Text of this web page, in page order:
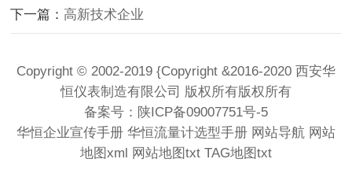
下一篇：高新技术企业
Copyright © 2002-2019 {Copyright &2016-2020 西安华
恒仪表制造有限公司 版权所有版权所有
备案号： 陕ICP备09007751号-5
华恒企业宣传手册 华恒流量计选型手册 网站导航 网站
地图xml 网站地图txt TAG地图txt